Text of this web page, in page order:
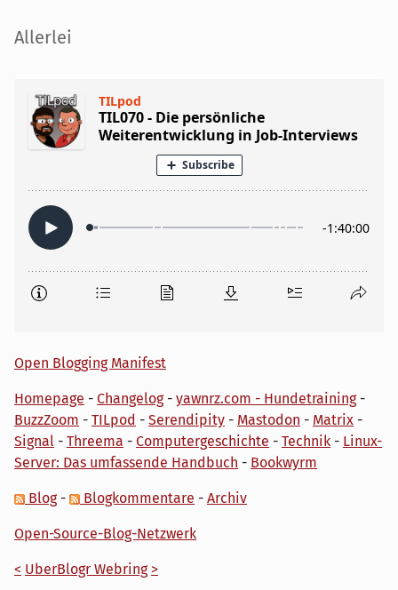
Seitenleiste
Allerlei
Open Blogging Manifest
Homepage - Changelog- yawnrz.com - Hundetraining-
BuzzZoom - TILpod - Serendipity - Mastodon - Matrix -
Signal - Threema - Computergeschichte - Technik - Linux-
Server: Das umfassende Handbuch - Bookwyrm
Blog- Blogkommentare - Archiv
Open-Source-Blog-Netzwerk
< UberBlogr Webring >